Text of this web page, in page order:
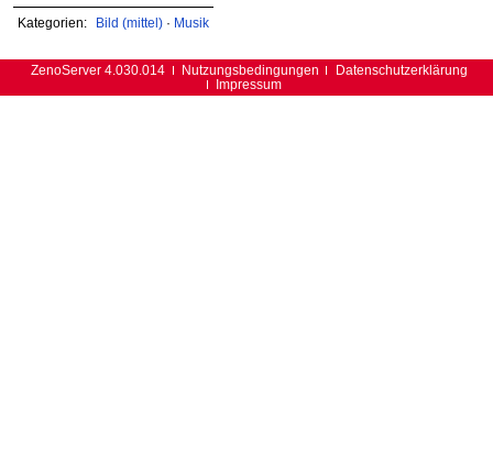
Kategorien: Bild (mittel)· Musik
ZenoServer 4.030.014 Nutzungsbedingungen
Datenschutzerklärung
Impressum